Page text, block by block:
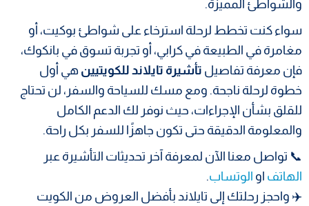
والشواطئ المميزة.
سواء كنت تخطط لرحلة استرخاء على شواطئ بوكيت، أو
مغامرة في الطبيعة في كرابي، أو تجربة تسوق في بانكوك،
فإن معرفة تفاصيل تأشيرة تايلاند للكويتيين هي أول
خطوة لرحلة ناجحة. ومع مسك للسياحة والسفر، لن تحتاج
للقلق بشأن الإجراءات، حيث نوفر لك الدعم الكامل
والمعلومة الدقيقة حتى تكون جاهزًا للسفر بكل راحة.
📞 تواصل معنا الآن لمعرفة آخر تحديثات التأشيرة عبر
الهاتف او الوتساب.
✈️ واحجز رحلتك إلى تايلاند بأفضل العروض من الكويت